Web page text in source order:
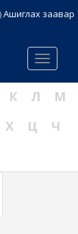
Ашиглах заавар
Menu
К Л
М
Х Ц
Ч